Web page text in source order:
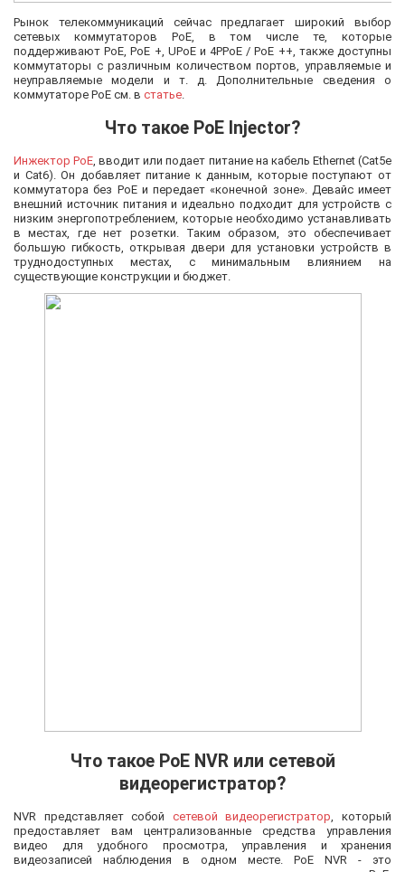
Рынок телекоммуникаций сейчас предлагает широкий выбор
сетевых коммутаторов PoE, в том числе те, которые
поддерживают PoE, PoE +, UPoE и 4PPoE / PoE ++, также доступны
коммутаторы с различным количеством портов, управляемые и
неуправляемые модели и т. д. Дополнительные сведения о
коммутаторе PoE см. в статье
Что такое PoE Injector?
Инжектор PoE, вводит или подает питание на кабель Ethernet (Cat5e
и Cat6). Он добавляет питание к данным, которые поступают от
коммутатора без PoE и передает «конечной зоне». Девайс имеет
внешний источник питания и идеально подходит для устройств с
низким энергопотреблением, которые необходимо устанавливать
в местах, где нет розетки. Таким образом, это обеспечивает
большую гибкость, открывая двери для установки устройств в
труднодоступных местах, с минимальным влиянием на
существующие конструкции и бюджет.
Что такое PoE NVR или сетевой
видеорегистратор?
NVR представляет собой сетевой видеорегистратор, который
предоставляет вам централизованные средства управления
видео для удобного просмотра, управления и хранения
видеозаписей наблюдения в одном месте. PoE NVR - это